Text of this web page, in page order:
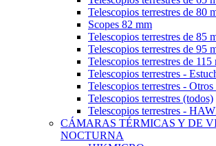
Telescopios terrestres de 80
Scopes 82 mm
Telescopios terrestres de 85
Telescopios terrestres de 95
Telescopios terrestres de
Telescopios terrestres -
Telescopios terrestres - Otros
Telescopios terrestres (todos)
Telescopios terrestres -
CÁMARAS TÉRMICAS Y DE
NOCTURNA